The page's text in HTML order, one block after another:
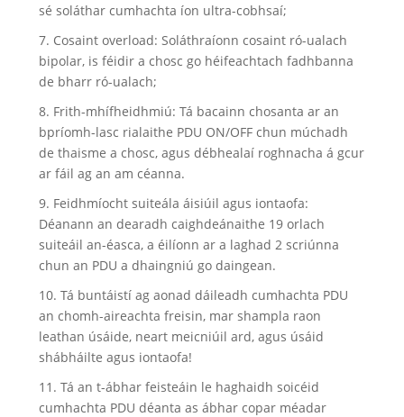
sé soláthar cumhachta íon ultra-cobhsaí;
7. Cosaint overload: Soláthraíonn cosaint ró-ualach
bipolar, is féidir a chosc go héifeachtach fadhbanna
de bharr ró-ualach;
8. Frith-mhífheidhmiú: Tá bacainn chosanta ar an
bpríomh-lasc rialaithe PDU ON/OFF chun múchadh
de thaisme a chosc, agus débhealaí roghnacha á gcur
ar fáil ag an am céanna.
9. Feidhmíocht suiteála áisiúil agus iontaofa:
Déanann an dearadh caighdeánaithe 19 orlach
suiteáil an-éasca, a éilíonn ar a laghad 2 scriúnna
chun an PDU a dhaingniú go daingean.
10. Tá buntáistí ag aonad dáileadh cumhachta PDU
an chomh-aireachta freisin, mar shampla raon
leathan úsáide, neart meicniúil ard, agus úsáid
shábháilte agus iontaofa!
11. Tá an t-ábhar feisteáin le haghaidh soicéid
cumhachta PDU déanta as ábhar copar méadar